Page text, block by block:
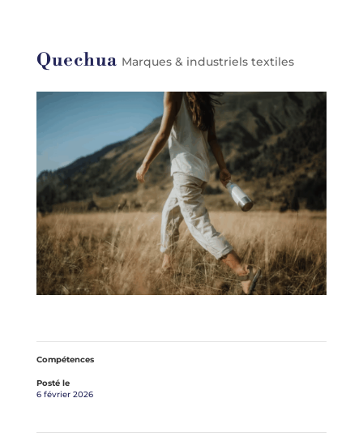
Quechua Marques & industriels textiles
Compétences
Posté le
6 février 2026